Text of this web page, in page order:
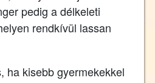
pedig a délkeleti
rendkívül lassan
ha kisebb gyermekekkel